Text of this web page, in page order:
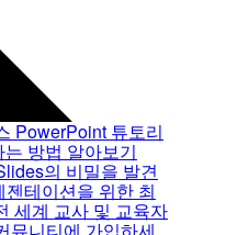
PowerPoint 튜토리
방법 알아보기
의 비밀을 발견
젠테이션을 위한 최
세계 교사 및 교육자